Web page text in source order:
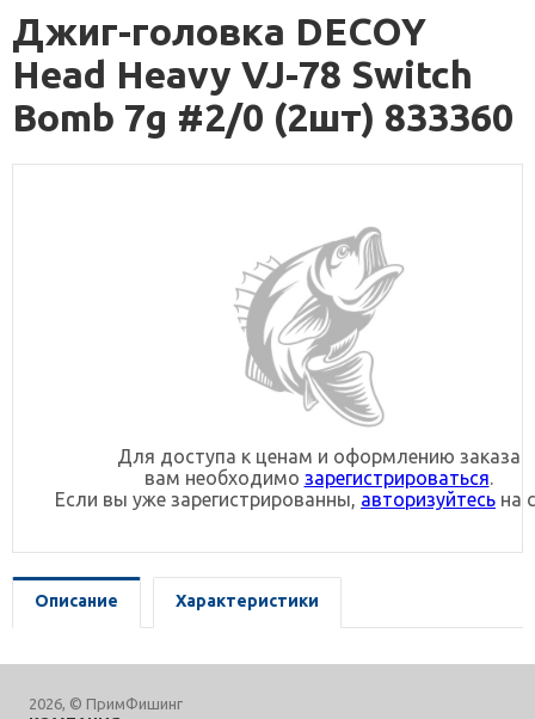
Джиг-головка DECOY
Head Heavy VJ-78 Switch
Bomb 7g #2/0 (2шт) 833360
Для доступа к ценам и оформлению заказа
вам необходимо зарегистрироваться.
Если вы уже зарегистрированны, авторизуйтесь на
Описание Характеристики
2026, © ПримФишинг